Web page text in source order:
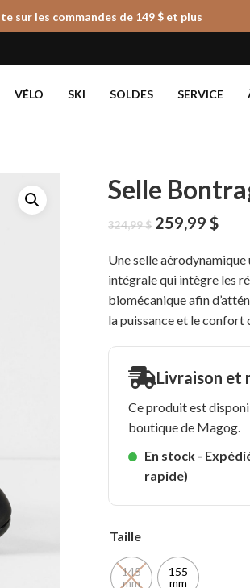
sur les commandes de 149 $ et plus
VÉLO SKI SOLDES SERVICE
Selle
324,99$ Le
initial
était :
324,99 $.
259,99$Le
est :
Une selle
intégrale qui intègre les
biomécanique afin
la puissance et le confort
Livraison et
Ce produit est
boutique de Magog.
En stock -
rapide)
Taille
145
mm
155
mm